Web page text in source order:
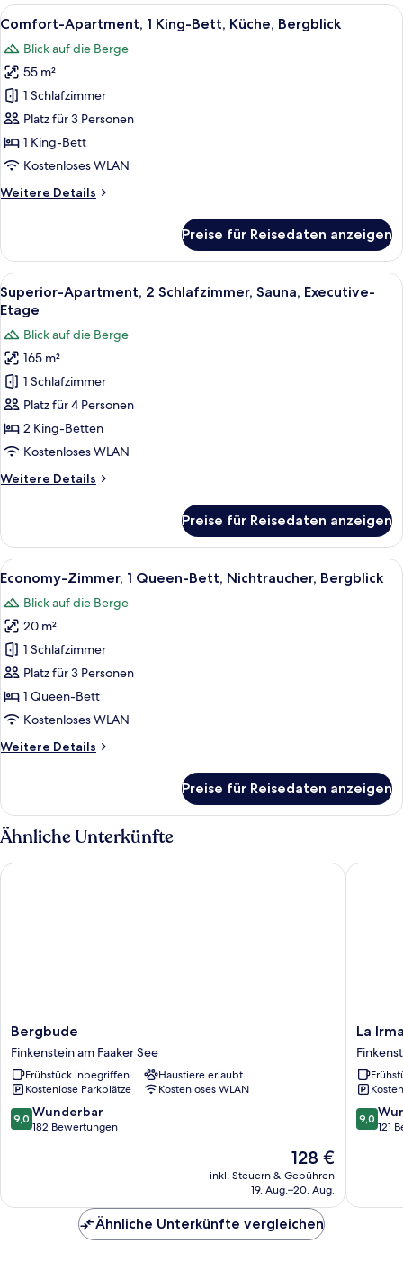
Alle
Fotos
für
Comfort-
Apartment,
1 King-
Bett,
Küche,
anzeigen
Ein Hotelzimmer mit einem großen
13
Comfort-Apartment, 1 King-Bett, Küche, Bergblick
Blick auf die Berge
55 m²
1 Schlafzimmer
Platz für 3 Personen
1 King-Bett
Kostenloses WLAN
Weitere Details
Weitere
Apartment,
1 King-
Bett,
Küche,
Bergblick
Preise für Reisedaten anzeigen
Alle
Fotos
für
Superior-
Apartment,
2 Schlafzimmer,
Sauna,
Executive-
Etage
Ein großzügiges Wohnzimmer mit
8
Superior-Apartment, 2 Schlafzimmer, Sauna, Executive-
Etage
Blick auf die Berge
165 m²
1 Schlafzimmer
Platz für 4 Personen
2 King-Betten
Kostenloses WLAN
Weitere Details
Weitere
Apartment,
2 Schlafzimmer,
Sauna,
Executive-
Etage
Preise für Reisedaten anzeigen
Alle
Fotos
für
Economy-
Zimmer,
1
Queen-
Bett,
Bergblick
Ein ordentlich bezogenes Bett mit
8
Economy-Zimmer, 1 Queen-Bett, Nichtraucher, Bergblick
Blick auf die Berge
20 m²
1 Schlafzimmer
Platz für 3 Personen
1 Queen-Bett
Kostenloses WLAN
Weitere Details
Weitere
Zimmer,
1
Queen-
Bett,
Nichtraucher,
Preise für Reisedaten anzeigen
Ähnliche Unterkünfte
Bergbude
Finkenstein
am
Faaker
See
Bergbude
Finkenstein am Faaker See
Frühstück inbegriffen
Haustiere erlaubt
Kostenlose Parkplätze
Kostenloses WLAN
9.0
von
9,0 Wunderbar
182 Bewertungen
Der
Preis
beträgt
128 €
inkl. Steuern & Gebühren
19. Aug.–20. Aug.
Bergbude
La
Irmania
Pension
am
Faaker
See
La
9.0
von
9,0
121
La
Ähnliche Unterkünfte vergleichen